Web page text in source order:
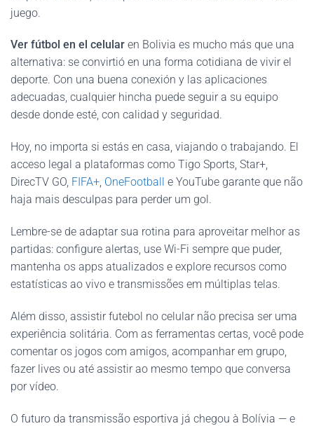
juego.
Ver fútbol en el celular en Bolivia es mucho más que una
alternativa: se convirtió en una forma cotidiana de vivir el
deporte. Con una buena conexión y las aplicaciones
adecuadas, cualquier hincha puede seguir a su equipo
desde donde esté, con calidad y seguridad.
Hoy, no importa si estás en casa, viajando o trabajando. El
acceso legal a plataformas como Tigo Sports, Star+,
DirecTV GO, FIFA+, OneFootball
e YouTube garante que não
haja mais desculpas para perder um gol.
Lembre-se de adaptar sua rotina para aproveitar melhor as
partidas: configure alertas, use Wi-Fi sempre que puder,
mantenha os apps atualizados e explore recursos como
estatísticas ao vivo e transmissões em múltiplas telas.
Além disso, assistir futebol no celular não precisa ser uma
experiência solitária. Com as ferramentas certas, você pode
comentar os jogos com amigos, acompanhar em grupo,
fazer lives ou até assistir ao mesmo tempo que conversa
por vídeo.
O futuro da transmissão esportiva já chegou à Bolívia — e